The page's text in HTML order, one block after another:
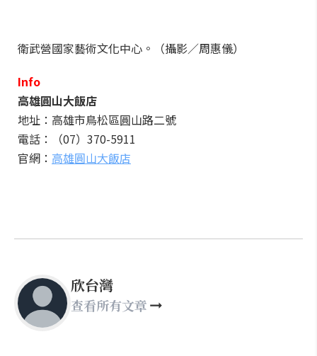
衛武營國家藝術文化中心。（攝影／周惠儀）
Info
高雄圓山大飯店
地址：高雄市鳥松區圓山路二號
電話：（07）370-5911
官網： 高雄圓山大飯店
欣台灣
查看所有文章